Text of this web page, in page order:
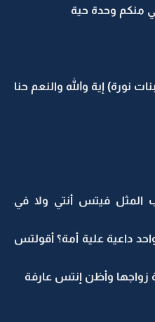
منكم وحدة حية
نورة) إية والله والنعم حنا
فيتس أنتي ولا في
داعية علية أمة؟ أقولتس
زواجها وأظن إنتس عارفة